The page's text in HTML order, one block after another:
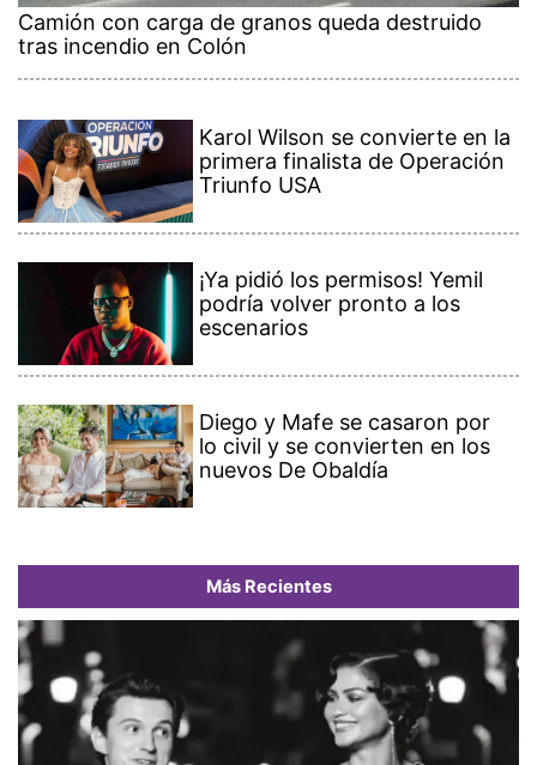
Camión con carga de granos queda destruido
tras incendio en Colón
Karol Wilson se convierte en la
primera finalista de Operación
Triunfo USA
¡Ya pidió los permisos! Yemil
podría volver pronto a los
escenarios
Diego y Mafe se casaron por
lo civil y se convierten en los
nuevos De Obaldía
Más Recientes